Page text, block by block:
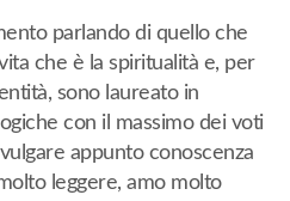
parlando di quello che
che è la spiritualità e, per
sono laureato in
con il massimo dei voti
appunto conoscenza
leggere, amo molto